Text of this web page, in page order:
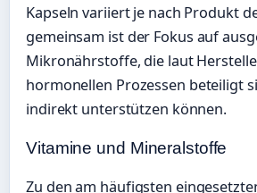
Kapseln variiert je nach Produkt
gemeinsam ist der Fokus auf
Mikronährstoffe, die laut
hormonellen Prozessen beteiligt
indirekt unterstützen können.
Vitamine und Mineralstoffe
Zu den am häufigsten